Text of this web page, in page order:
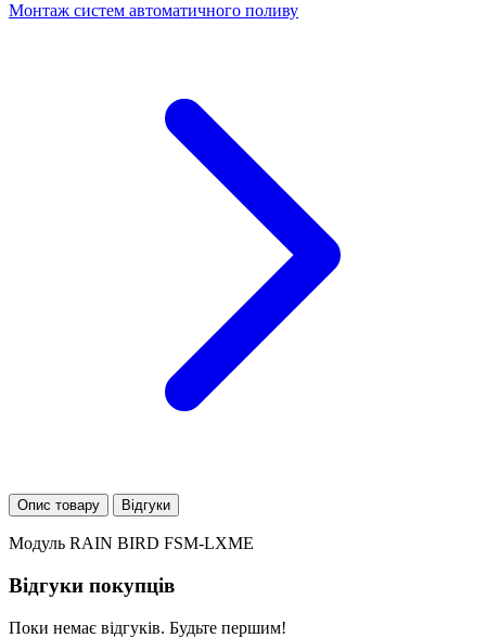
Монтаж систем автоматичного поливу
Опис товару Відгуки
Модуль RAIN BIRD FSM-LXME
Відгуки покупців
Поки немає відгуків. Будьте першим!